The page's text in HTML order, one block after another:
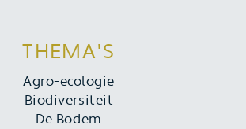
voor
je
tuin
THEMA'S
Agro-ecologie
Biodiversiteit
De Bodem